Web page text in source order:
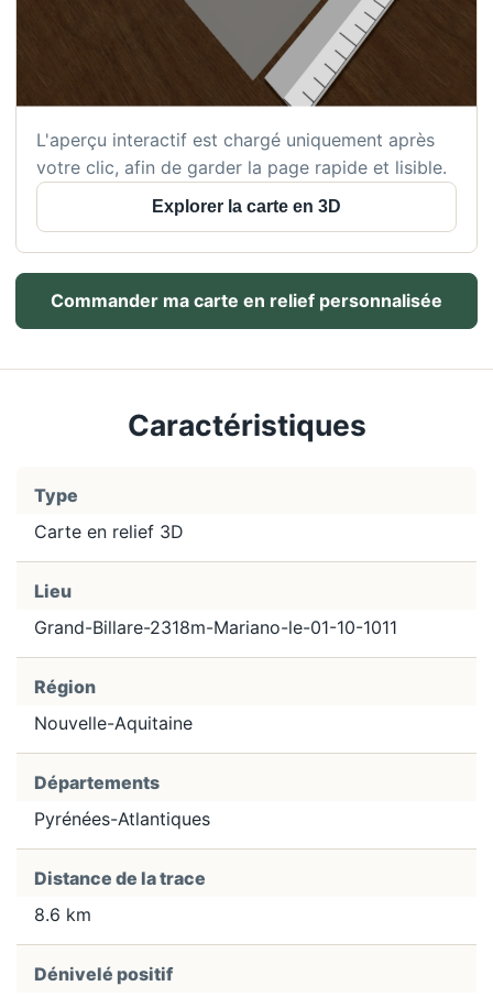
L'aperçu interactif est chargé uniquement après
votre clic, afin de garder la page rapide et lisible.
Explorer la carte en 3D
Commander ma carte en relief personnalisée
Caractéristiques
Type
Carte en relief 3D
Lieu
Grand-Billare-2318m-Mariano-le-01-10-1011
Région
Nouvelle-Aquitaine
Départements
Pyrénées-Atlantiques
Distance de la trace
8.6 km
Dénivelé positif